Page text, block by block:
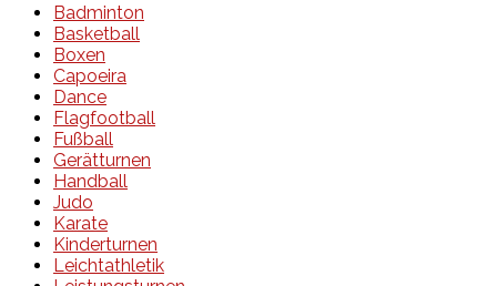
Badminton
Basketball
Boxen
Capoeira
Dance
Flagfootball
Fußball
Gerätturnen
Handball
Judo
Karate
Kinderturnen
Leichtathletik